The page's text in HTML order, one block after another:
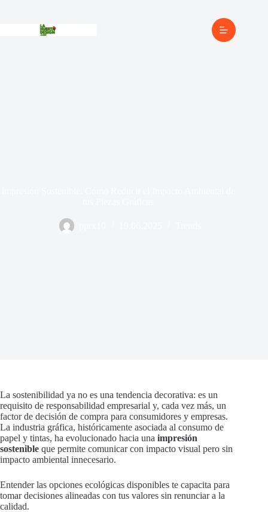
La sostenibilidad ya no es una tendencia decorativa: es un
requisito de responsabilidad empresarial y, cada vez más, un
factor de decisión de compra para consumidores y empresas.
La industria gráfica, históricamente asociada al consumo de
papel y tintas, ha evolucionado hacia una impresión
sostenible que permite comunicar con impacto visual pero sin
impacto ambiental innecesario.
Entender las opciones ecológicas disponibles te capacita para
tomar decisiones alineadas con tus valores sin renunciar a la
calidad.